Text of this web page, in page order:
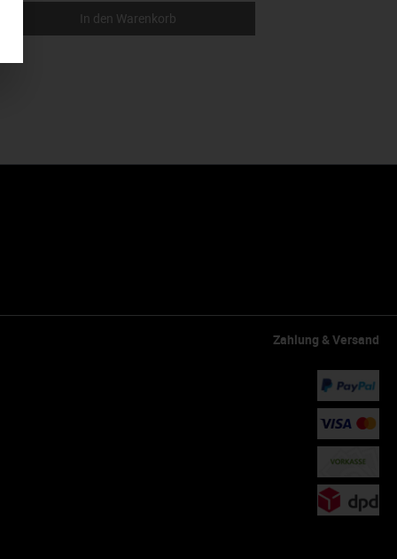
In den Warenkorb
Zahlung & Versand